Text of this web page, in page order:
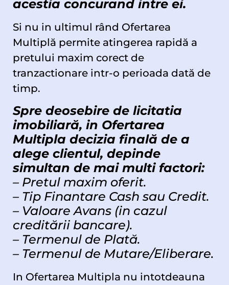
acestia concurand intre ei.
Si nu in ultimul rând Ofertarea
Multiplă permite atingerea rapidă a
pretului maxim corect de
tranzactionare intr-o perioada dată de
timp.
Spre deosebire de licitatia
imobiliară, in Ofertarea
Multipla decizia finală de a
alege clientul, depinde
simultan de mai multi factori:
– Pretul maxim oferit.
– Tip Finantare Cash sau Credit.
– Valoare Avans (in cazul
creditării bancare).
– Termenul de Plată.
– Termenul de Mutare/Eliberare.
In Ofertarea Multipla nu intotdeauna